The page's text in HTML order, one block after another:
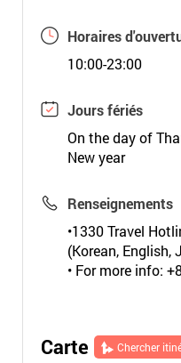
Horaires
10:00-23:00
Jours fériés
On the day of
New year
Renseignements
•1330 Travel
(Korean, English,
• For more info:
Carte Chercher